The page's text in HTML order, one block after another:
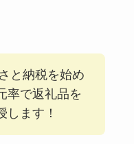
と納税を始め
率で返礼品を
します！